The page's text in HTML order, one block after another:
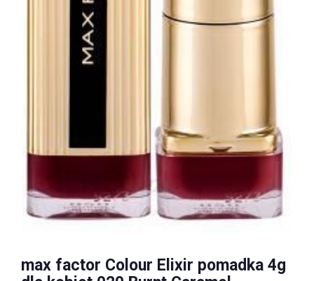
max factor Colour Elixir pomadka 4g